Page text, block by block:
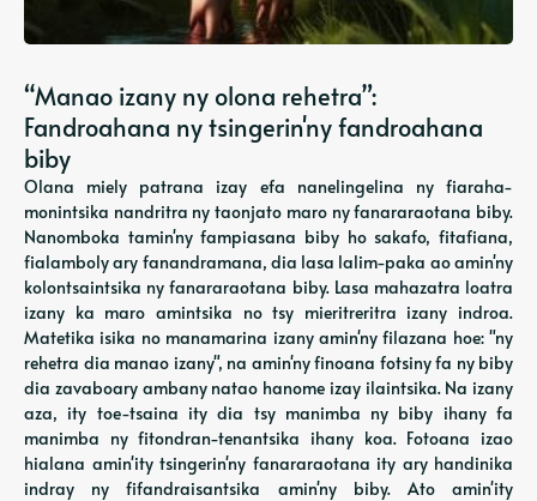
“Manao izany ny olona rehetra”:
Fandroahana ny tsingerin'ny fandroahana
biby
Olana miely patrana izay efa nanelingelina ny fiaraha-
monintsika nandritra ny taonjato maro ny fanararaotana biby.
Nanomboka tamin'ny fampiasana biby ho sakafo, fitafiana,
fialamboly ary fanandramana, dia lasa lalim-paka ao amin'ny
kolontsaintsika ny fanararaotana biby. Lasa mahazatra loatra
izany ka maro amintsika no tsy mieritreritra izany indroa.
Matetika isika no manamarina izany amin'ny filazana hoe: "ny
rehetra dia manao izany", na amin'ny finoana fotsiny fa ny biby
dia zavaboary ambany natao hanome izay ilaintsika. Na izany
aza, ity toe-tsaina ity dia tsy manimba ny biby ihany fa
manimba ny fitondran-tenantsika ihany koa. Fotoana izao
hialana amin'ity tsingerin'ny fanararaotana ity ary handinika
indray ny fifandraisantsika amin'ny biby. Ato amin'ity